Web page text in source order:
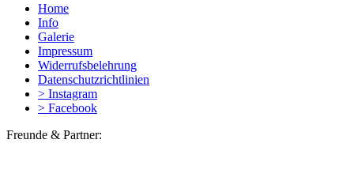
Home
Info
Galerie
Impressum
Widerrufsbelehrung
Datenschutzrichtlinien
> Instagram
> Facebook
Freunde & Partner: